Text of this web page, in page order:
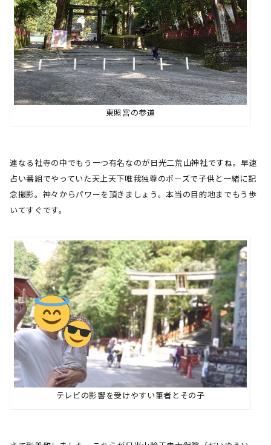
東照宮の参道
連なる社寺の中でもう一つ有名なのが日光二荒山神社ですね。早速
占い番組でやっていた天上天下唯我独尊のポーズで子供と一緒に記
念撮影。神々からパワーを頂きましょう。本当の目的地までもう歩
いてすぐです。
テレビの影響を受けやすい筆者とその子